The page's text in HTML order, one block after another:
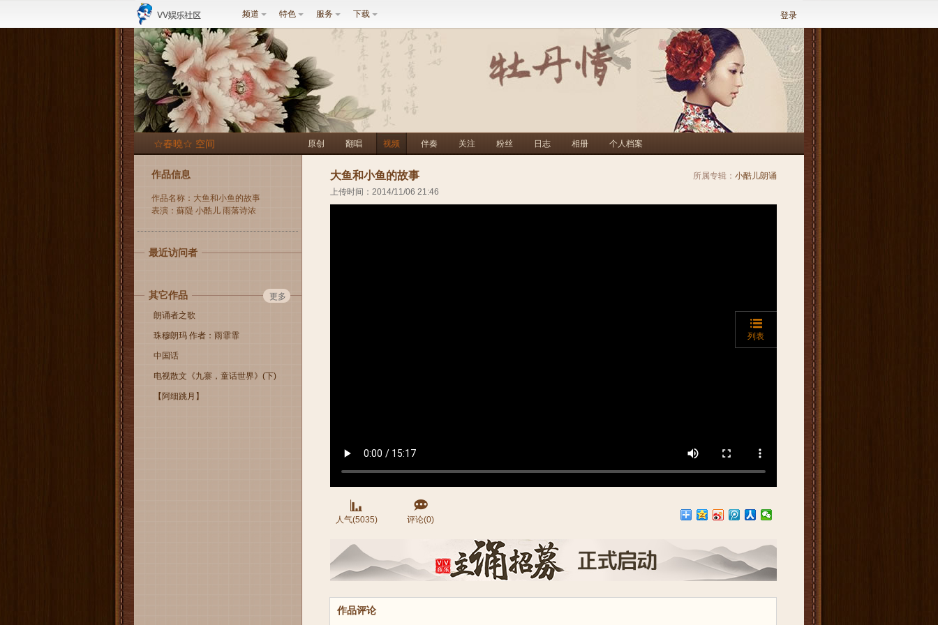
频道 特色 服务 下载 登录
☆春曉☆ 空间 原创 翻唱 视频 伴奏 关注 粉丝 日志 相册 个人档案
作品信息
作品名称：大鱼和小鱼的故事
表演：蘇隄 小酷儿 雨落诗浓
最近访问者
其它作品
更多
朗诵者之歌
珠穆朗玛 作者：雨霏霏
中国话
电视散文《九寨，童话世界》(下)
【阿细跳月】
大鱼和小鱼的故事 所属专辑： 小酷儿朗诵
上传时间：2014/11/06 21:46
李翰墨演讲哲理小段
狐狸与猎狗 之小桐
大明宫第一集
钢琴四曲连奏
孟子的故事视频合成
《沧海作歌声》
大狼和小狼的故事
大鱼和小鱼的故事
梅花三弄
将进酒
孔子的故事
迎春花
丁得赋
列表
人气(5035) 评论(0)
作品评论